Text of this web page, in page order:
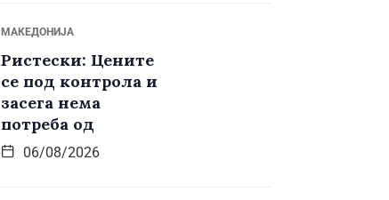
МАКЕДОНИЈА
Ристески: Цените
се под контрола и
засега нема
потреба од
06/08/2026